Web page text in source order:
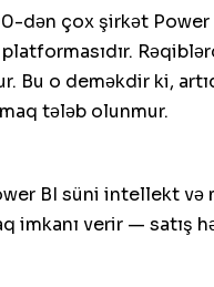
dən çox şirkət
platformasıdır.
Bu o deməkdir ki,
tələb olunmur.
BI süni intellekt
imkanı verir — satış